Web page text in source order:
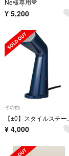
Ne様専用🤎
¥ 5,200
その他
【±0】スタ
¥ 4,000